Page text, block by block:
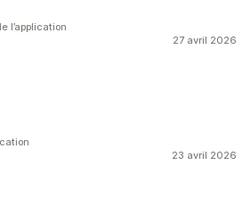
27 avril 2026
l’application
23 avril 2026